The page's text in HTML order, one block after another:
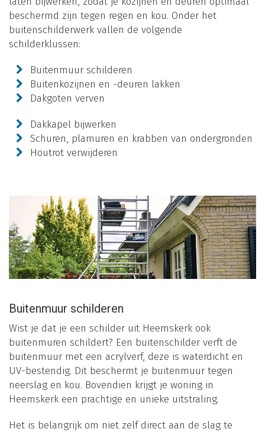
beschermd zijn tegen regen en kou. Onder het
buitenschilderwerk vallen de volgende
schilderklussen:
Buitenmuur schilderen
Buitenkozijnen en -deuren lakken
Dakgoten verven
Dakkapel bijwerken
Schuren, plamuren en krabben van ondergronden
Houtrot verwijderen
Buitenmuur schilderen
Wist je dat je een schilder uit Heemskerk ook
buitenmuren schildert? Een buitenschilder verft de
buitenmuur met een acrylverf, deze is waterdicht en
UV-bestendig. Dit beschermt je buitenmuur tegen
neerslag en kou. Bovendien krijgt je woning in
Heemskerk een prachtige en unieke uitstraling.
Het is belangrijk om niet zelf direct aan de slag te